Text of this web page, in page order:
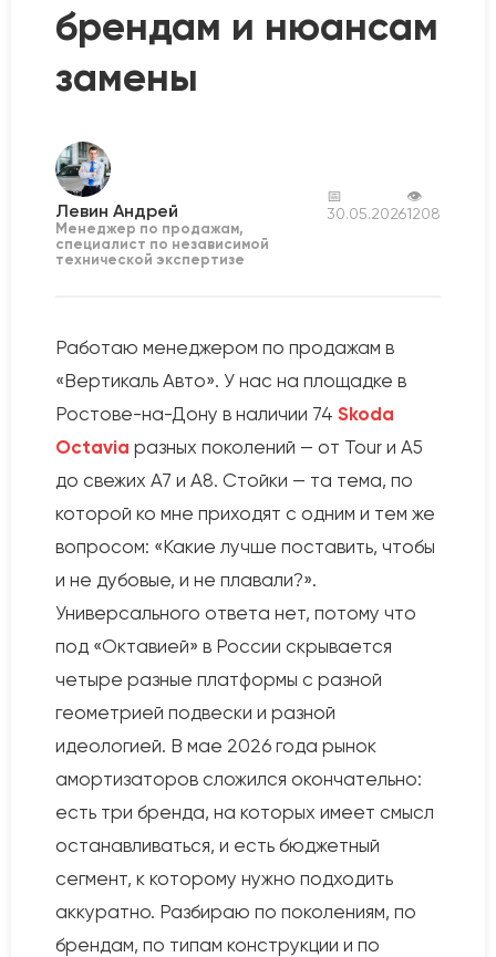
брендам и нюансам
замены
Левин Андрей
Менеджер по продажам,
специалист по независимой
технической экспертизе
📅
30.05.2026
👁
1208
Работаю менеджером по продажам в
«Вертикаль Авто». У нас на площадке в
Ростове-на-Дону в наличии 74 Skoda
Octavia разных поколений — от Tour и A5
до свежих A7 и A8. Стойки — та тема, по
которой ко мне приходят с одним и тем же
вопросом: «Какие лучше поставить, чтобы
и не дубовые, и не плавали?».
Универсального ответа нет, потому что
под «Октавией» в России скрывается
четыре разные платформы с разной
геометрией подвески и разной
идеологией. В мае 2026 года рынок
амортизаторов сложился окончательно:
есть три бренда, на которых имеет смысл
останавливаться, и есть бюджетный
сегмент, к которому нужно подходить
аккуратно. Разбираю по поколениям, по
брендам, по типам конструкции и по